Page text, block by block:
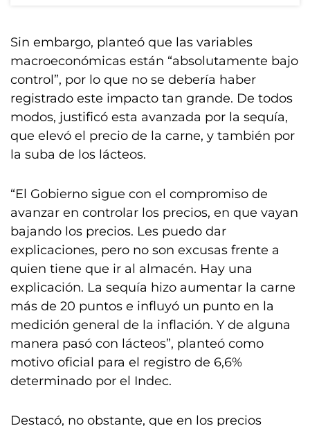
Sin embargo, planteó que las variables
macroeconómicas están “absolutamente bajo
control”, por lo que no se debería haber
registrado este impacto tan grande. De todos
modos, justificó esta avanzada por la sequía,
que elevó el precio de la carne, y también por
la suba de los lácteos.
“El Gobierno sigue con el compromiso de
avanzar en controlar los precios, en que vayan
bajando los precios. Les puedo dar
explicaciones, pero no son excusas frente a
quien tiene que ir al almacén. Hay una
explicación. La sequía hizo aumentar la carne
más de 20 puntos e influyó un punto en la
medición general de la inflación. Y de alguna
manera pasó con lácteos”, planteó como
motivo oficial para el registro de 6,6%
determinado por el Indec.
Destacó, no obstante, que en los precios